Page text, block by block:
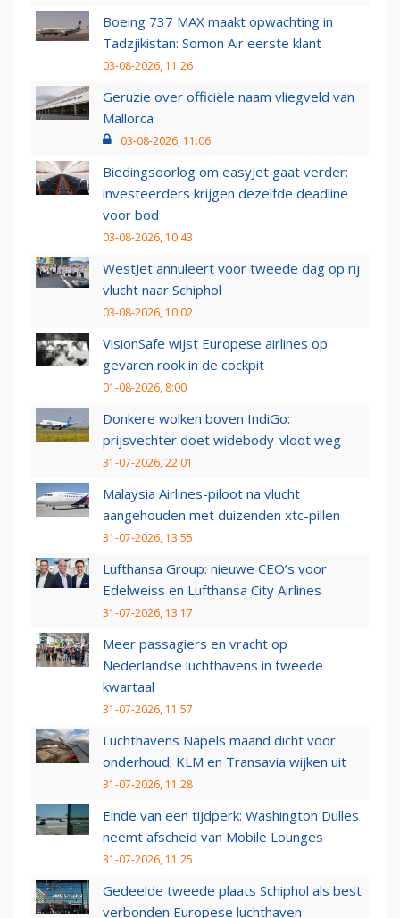
Boeing 737 MAX maakt opwachting in
Tadzjikistan: Somon Air eerste klant
03-08-2026, 11:26
Geruzie over officiële naam vliegveld van
Mallorca
03-08-2026, 11:06
Biedingsoorlog om easyJet gaat verder:
investeerders krijgen dezelfde deadline
voor bod
03-08-2026, 10:43
WestJet annuleert voor tweede dag op rij
vlucht naar Schiphol
03-08-2026, 10:02
VisionSafe wijst Europese airlines op
gevaren rook in de cockpit
01-08-2026, 8:00
Donkere wolken boven IndiGo:
prijsvechter doet widebody-vloot weg
31-07-2026, 22:01
Malaysia Airlines-piloot na vlucht
aangehouden met duizenden xtc-pillen
31-07-2026, 13:55
Lufthansa Group: nieuwe CEO’s voor
Edelweiss en Lufthansa City Airlines
31-07-2026, 13:17
Meer passagiers en vracht op
Nederlandse luchthavens in tweede
kwartaal
31-07-2026, 11:57
Luchthavens Napels maand dicht voor
onderhoud: KLM en Transavia wijken uit
31-07-2026, 11:28
Einde van een tijdperk: Washington Dulles
neemt afscheid van Mobile Lounges
31-07-2026, 11:25
Gedeelde tweede plaats Schiphol als best
verbonden Europese luchthaven